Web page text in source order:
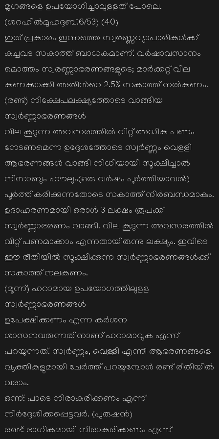
മൃഗങ്ങളെ ഉപയോഗിച്ചാലുളളത് പോലെ.
(ശറഹില്‍മുഹദ്ദബ്.6/53) (40)
ഇത് പ്രകാരം ഇന്നത്തെ സ്വര്‍ണ്ണവ്യാപാരികള്‍ക്ക്
കച്ചവട സകാത്ത് ബാധകമാണ്. വര്‍ഷാവസാനം
മൊത്തം സ്വരണ്ണാഭരണങ്ങളുടെ; മാര്‍ക്കറ്റ് വില
കണക്കാക്കി അതിന്‍റെ 2.5% സകാത്ത് നല്‍കണം.
(രണ്ട്) നിക്ഷേപലക്ഷ്യത്തോടെ വാങ്ങിയ
സ്വര്‍ണ്ണാഭരണങ്ങള്‍
വില കൂടുന്ന അവസരത്തില്‍ വിറ്റ് അധിക പണം
നേടണമെന്ന ഉദ്ദേശത്തോടെ സ്വര്‍ണ്ണം വെളളി
ആഭരണങ്ങള്‍ വാങ്ങി നിധിയായി സൂക്ഷിച്ചാല്‍
നിസാബും ഹൗലും(ഒരു വര്‍ഷം പൂര്‍ത്തിയാവല്‍)
പൂര്‍ത്തികരിക്കുന്നതോടെ സകാത്ത് നിര്‍ബന്ധമാകും.
ഉദാഹരണമായി ഒരാള്‍ 3 ലക്ഷം രൂപക്ക്
സ്വര്‍ണ്ണാഭരണം വാങ്ങി. വില കൂടുന്ന അവസരത്തില്‍
വിറ്റ് പണമാക്കാം എന്നതായിരുന്നു ലക്ഷ്യം. ഇവിടെ
ഈ രീതിയില്‍ സൂക്ഷിക്കുന്ന സ്വര്‍ണ്ണാഭരണങ്ങള്‍ക്ക്
സകാത്ത് നലകണം.
(മൂന്ന്) ഹറാമായ ഉപയോഗത്തിലുളള
സ്വര്‍ണ്ണാഭരണങ്ങള്‍
ഉപേക്ഷിക്കണം എന്ന കര്‍ശന
ശാസനവരുന്നതിനാണ് ഹറാമാവുക എന്ന്
പറയുന്നത്. സ്വര്‍ണ്ണം, വെള്ളി എന്നീ ആഭരണങ്ങളെ
വ്യക്തികളുമായി ചേര്‍ത്ത് പറയുമ്പോള്‍ രണ്ട് രീതിയില്‍
വരാം.
ഒന്ന്: പാടെ നിരാകരിക്കണം എന്ന്
നിര്‍ദ്ദേശിക്കപ്പെട്ടവര്‍. (പുരുഷന്‍)
രണ്ട്: ഭാഗികമായി നിരാകരിക്കണം എന്ന്